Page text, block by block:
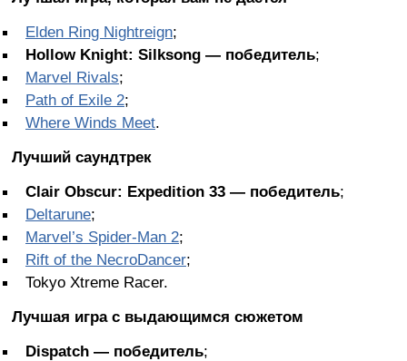
Elden Ring Nightreign;
Hollow Knight: Silksong — победитель;
Marvel Rivals;
Path of Exile 2;
Where Winds Meet.
Лучший саундтрек
Clair Obscur: Expedition 33 — победитель;
Deltarune;
Marvel’s Spider-Man 2;
Rift of the NecroDancer;
Tokyo Xtreme Racer.
Лучшая игра с выдающимся сюжетом
Dispatch — победитель;